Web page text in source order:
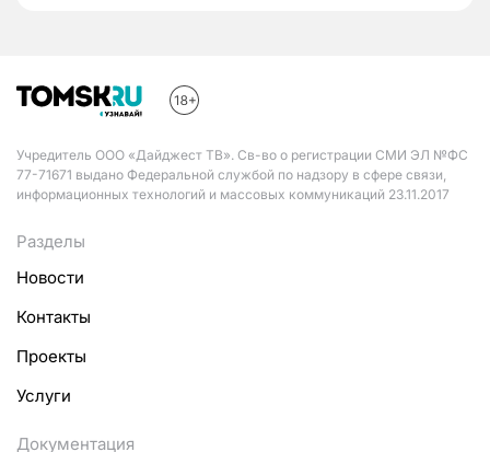
Учредитель ООО «Дайджест ТВ». Св-во о регистрации СМИ ЭЛ №ФС
77-71671 выдано Федеральной службой по надзору в сфере связи,
информационных технологий и массовых коммуникаций 23.11.2017
Разделы
Новости
Контакты
Проекты
Услуги
Документация